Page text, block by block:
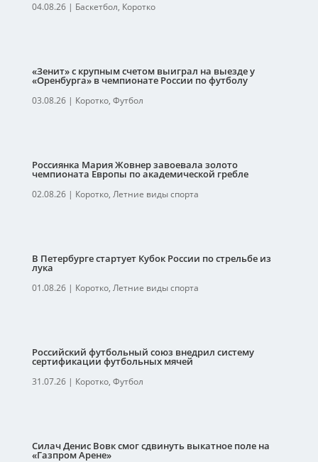
04.08.26| Баскетбол, Коротко
«Зенит» с крупным счетом выиграл на выезде у
«Оренбурга» в чемпионате России по футболу
03.08.26| Коротко, Футбол
Россиянка Мария Жовнер завоевала золото
чемпионата Европы по академической гребле
02.08.26| Коротко, Летние виды спорта
В Петербурге стартует Кубок России по стрельбе из
лука
01.08.26| Коротко, Летние виды спорта
Российский футбольный союз внедрил систему
сертификации футбольных мячей
31.07.26| Коротко, Футбол
Силач Денис Вовк смог сдвинуть выкатное поле на
«Газпром Арене»